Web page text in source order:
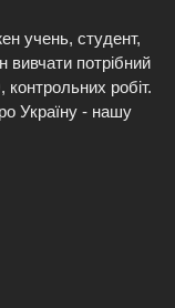
учень, студент,
вивчати потрібний
робіт.
Україну - нашу